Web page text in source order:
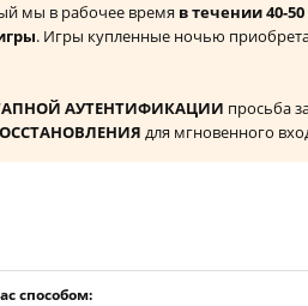
мы в рабочее время в течении 40-
. Игры купленные ночью
АУТЕНТИФИКАЦИИ просьба
для мгновенного
способом: